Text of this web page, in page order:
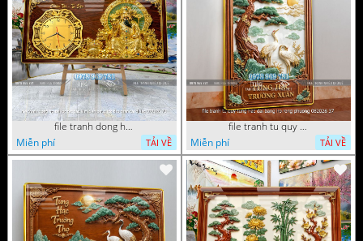
file tranh dong ho tai loc tet cay kim tien phuc loc tho than tai di lac 072026 70
Miễn phí
TẢI VỀ
file tranh tu quy tung hac dai bang ho rong phuong 082026 37
Miễn phí
TẢI VỀ